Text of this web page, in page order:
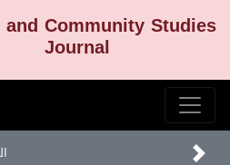
and Community Studies
Journal